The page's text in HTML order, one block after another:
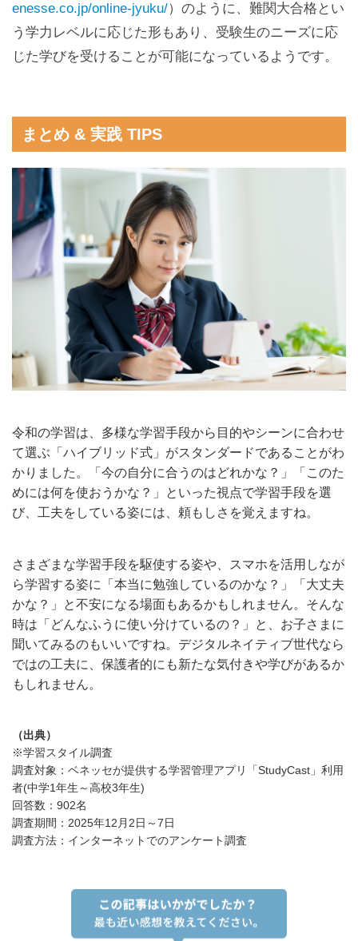
enesse.co.jp/online-jyuku/）のように、難関大合格とい
う学力レベルに応じた形もあり、受験生のニーズに応
じた学びを受けることが可能になっているようです。
まとめ & 実践 TIPS
令和の学習は、多様な学習手段から目的やシーンに合わせ
て選ぶ「ハイブリッド式」がスタンダードであることがわ
かりました。「今の自分に合うのはどれかな？」「このた
めには何を使おうかな？」といった視点で学習手段を選
び、工夫をしている姿には、頼もしさを覚えますね。
さまざまな学習手段を駆使する姿や、スマホを活用しなが
ら学習する姿に「本当に勉強しているのかな？」「大丈夫
かな？」と不安になる場面もあるかもしれません。そんな
時は「どんなふうに使い分けているの？」と、お子さまに
聞いてみるのもいいですね。デジタルネイティブ世代なら
ではの工夫に、保護者的にも新たな気付きや学びがあるか
もしれません。
（出典）
※学習スタイル調査
調査対象：ベネッセが提供する学習管理アプリ「StudyCast」利用
者(中学1年生～高校3年生)
回答数：902名
調査期間：2025年12月2日～7日
調査方法：インターネットでのアンケート調査